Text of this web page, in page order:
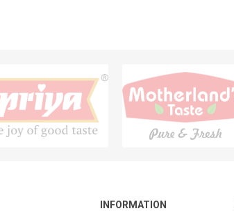
INFORMATION